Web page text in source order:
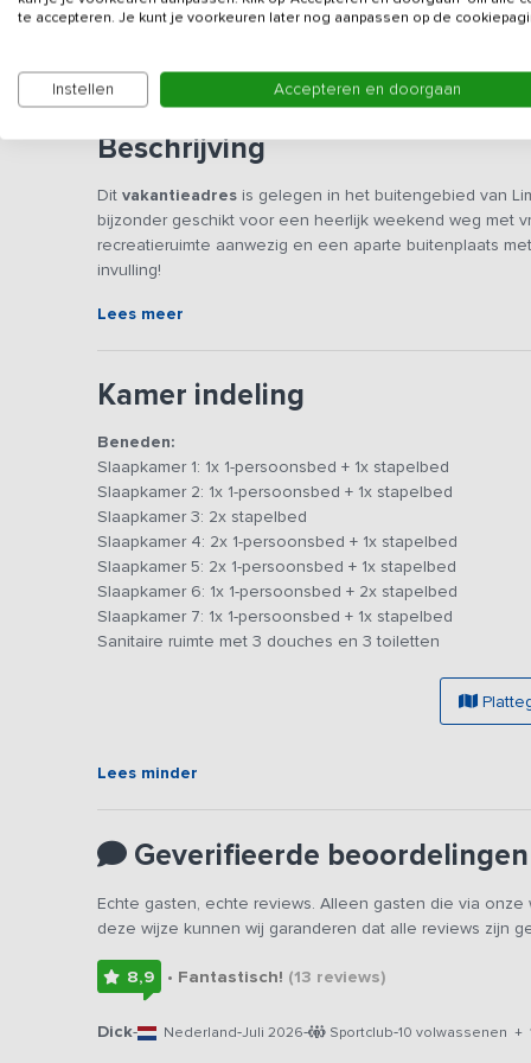
Wij verhuren niet aan studentenverenigingen,
Beschrijving
Dit vakantieadres is gelegen in het buitengebied van
bijzonder geschikt voor een heerlijk weekend weg met
recreatieruimte aanwezig en een aparte buitenplaats
invulling!
In de ruime woonkamer/recreatieruimte kun je gezellig
koelkast, fornuis, magnetron en oven zijn slechts een
Het verblijf beschikt over 7 slaapkamers met 3 tot 4
sanitaire ruimtes met voldoende douches, wastafels en
mee te nemen.
Op de buitenplaats vind je voldoende tuinmeubilair op
om een leuke activiteit te organiseren, waarbij tevens
bevindt zich nog een andere accommodatie. De
faciliteiten.
Lees meer
Kamer indeling
Beneden:
Slaapkamer 1: 1x 1-persoonsbed + 1x stapelbed
Slaapkamer 2: 1x 1-persoonsbed + 1x stapelbed
Slaapkamer 3: 2x stapelbed
Slaapkamer 4: 2x 1-persoonsbed + 1x stapelbed
Slaapkamer 5: 2x 1-persoonsbed + 1x stapelbed
Slaapkamer 6: 1x 1-persoonsbed + 2x stapelbed
Slaapkamer 7: 1x 1-persoonsbed + 1x stapelbed
Sanitaire ruimte met 3 douches en 3 toiletten
Lees minder
Geverifieerde beoordelingen
Echte gasten, echte reviews. Alleen gasten die via
deze wijze kunnen wij garanderen dat alle reviews zijn
8,9 • Fantastisch! (13 reviews)
Dick- Nederland-Juli 2026- Sportclub-10 volwassenen +
te accepteren. Je kunt je voorkeuren later nog aanpassen op de
Instellen Accepteren en doorgaan